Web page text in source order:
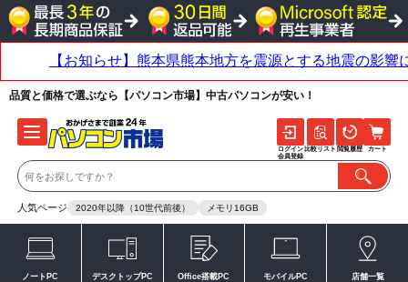
品質と価格で選ぶなら【パソコン市場】中古パソコンが安い！
人気ページ 2020年以降（10世代前後） メモリ16GB
ログイン
会員登録
比較リスト 閲覧履歴 カート
ノートPC デスクトップPC Office搭載PC モバイルPC 店舗一覧